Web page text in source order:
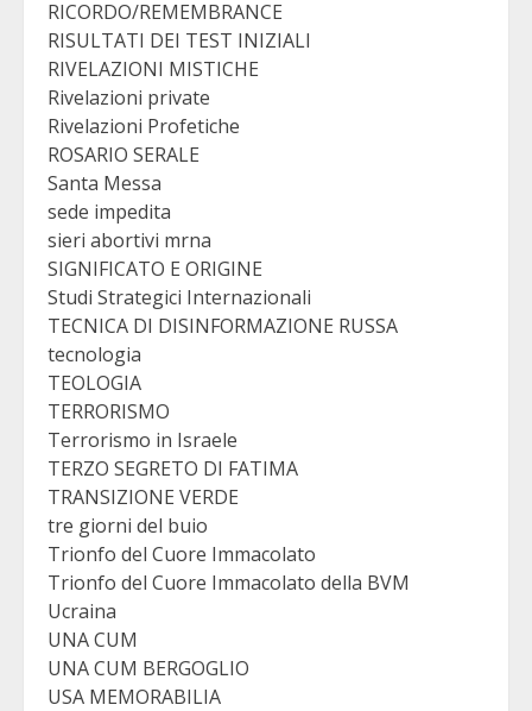
RICORDO/REMEMBRANCE
RISULTATI DEI TEST INIZIALI
RIVELAZIONI MISTICHE
Rivelazioni private
Rivelazioni Profetiche
ROSARIO SERALE
Santa Messa
sede impedita
sieri abortivi mrna
SIGNIFICATO E ORIGINE
Studi Strategici Internazionali
TECNICA DI DISINFORMAZIONE RUSSA
tecnologia
TEOLOGIA
TERRORISMO
Terrorismo in Israele
TERZO SEGRETO DI FATIMA
TRANSIZIONE VERDE
tre giorni del buio
Trionfo del Cuore Immacolato
Trionfo del Cuore Immacolato della BVM
Ucraina
UNA CUM
UNA CUM BERGOGLIO
USA MEMORABILIA